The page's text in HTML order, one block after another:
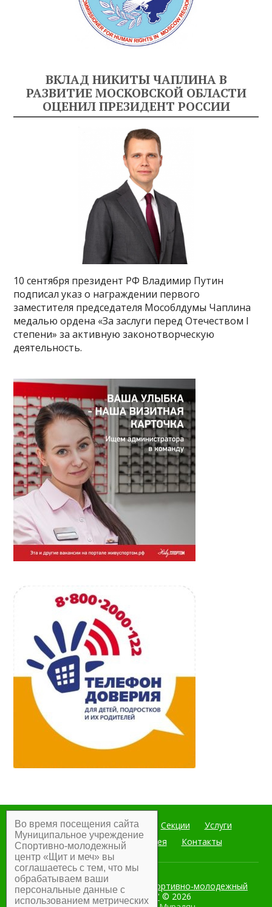
ВКЛАД НИКИТЫ ЧАПЛИНА В
РАЗВИТИЕ МОСКОВСКОЙ ОБЛАСТИ
ОЦЕНИЛ ПРЕЗИДЕНТ РОССИИ
10 сентября президент РФ Владимир Путин
подписал указ о награждении первого
заместителя председателя Мособлдумы Чаплина
медалью ордена «За заслуги перед Отечеством I
степени» за активную законотворческую
деятельность.
Главная Мероприятия Секции
Услуги
Документы
Фотогалерея Контакты
Муниципальное учреждение Спортивно-молодежный
центр "Щит и меч" © 2026
Во время посещения сайта
Муниципальное учреждение
Спортивно-молодежный
центр «Щит и меч» вы
соглашаетесь с тем, что мы
обрабатываем ваши
персональные данные с
использованием метрических